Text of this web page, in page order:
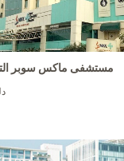
مستشفى ماكس سوبر